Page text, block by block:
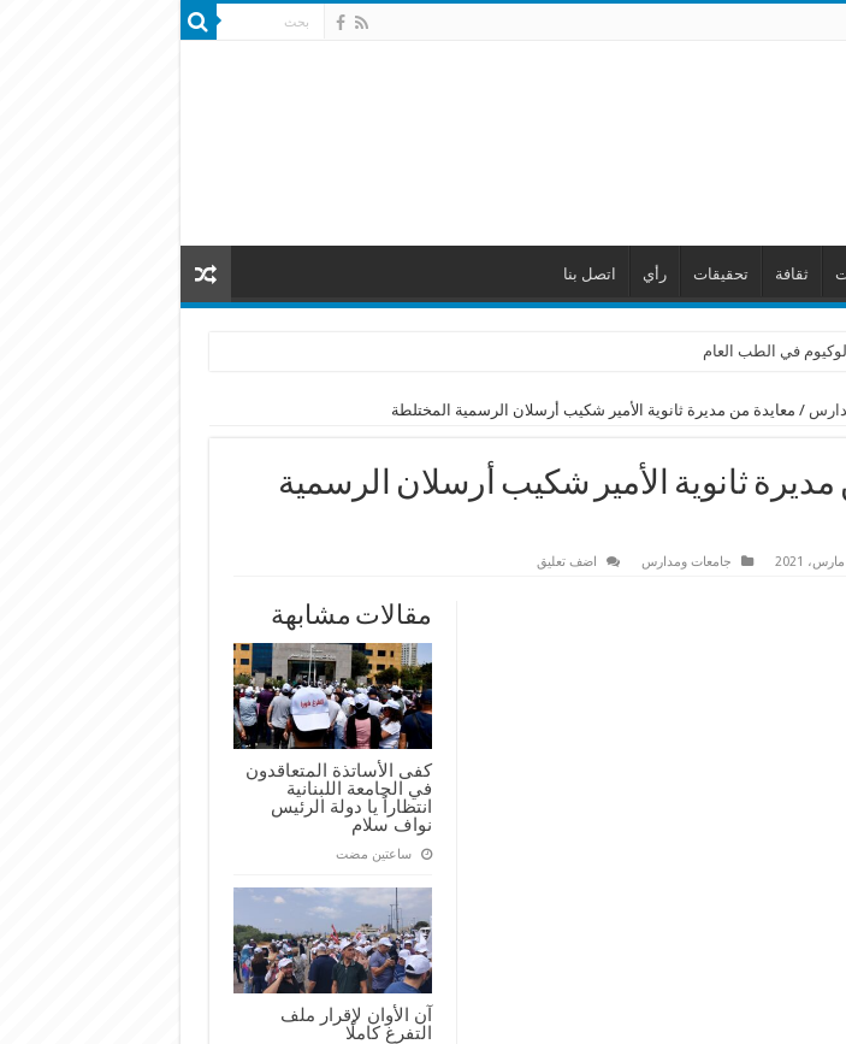
ثقافة تحقيقات رأي اتصل بنا
في الطب العام
/ معايدة من مديرة ثانوية الأمير شكيب أرسلان الرسمية المختلطة
ثانوية الأمير شكيب أرسلان الرسمية
جامعات ومدارس اضف تعليق
مقالات مشابهة
كفى الأساتذة المتعاقدون
في الجامعة اللبنانية
انتظاراً يا دولة الرئيس
نواف سلام
‏ساعتين مضت
آن الأوان لإقرار ملف
التفرغ كاملًا